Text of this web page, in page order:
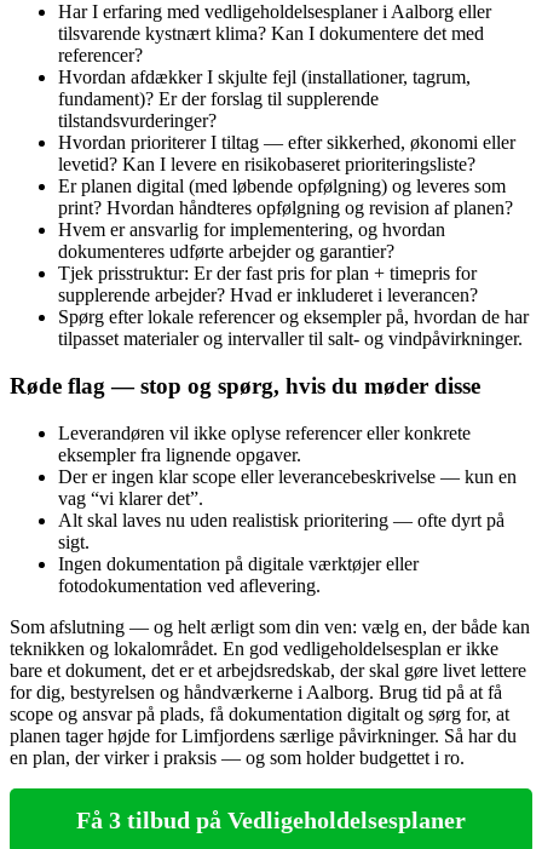
Har I erfaring med vedligeholdelsesplaner i Aalborg eller
tilsvarende kystnært klima? Kan I dokumentere det med
referencer?
Hvordan afdækker I skjulte fejl (installationer, tagrum,
fundament)? Er der forslag til supplerende
tilstandsvurderinger?
Hvordan prioriterer I tiltag — efter sikkerhed, økonomi eller
levetid? Kan I levere en risikobaseret prioriteringsliste?
Er planen digital (med løbende opfølgning) og leveres som
print? Hvordan håndteres opfølgning og revision af planen?
Hvem er ansvarlig for implementering, og hvordan
dokumenteres udførte arbejder og garantier?
Tjek prisstruktur: Er der fast pris for plan + timepris for
supplerende arbejder? Hvad er inkluderet i leverancen?
Spørg efter lokale referencer og eksempler på, hvordan de har
tilpasset materialer og intervaller til salt- og vindpåvirkninger.
Røde flag — stop og spørg, hvis du møder disse
Leverandøren vil ikke oplyse referencer eller konkrete
eksempler fra lignende opgaver.
Der er ingen klar scope eller leverancebeskrivelse — kun en
vag “vi klarer det”.
Alt skal laves nu uden realistisk prioritering — ofte dyrt på
sigt.
Ingen dokumentation på digitale værktøjer eller
fotodokumentation ved aflevering.
Som afslutning — og helt ærligt som din ven: vælg en, der både kan
teknikken og lokalområdet. En god vedligeholdelsesplan er ikke
bare et dokument, det er et arbejdsredskab, der skal gøre livet lettere
for dig, bestyrelsen og håndværkerne i Aalborg. Brug tid på at få
scope og ansvar på plads, få dokumentation digitalt og sørg for, at
planen tager højde for Limfjordens særlige påvirkninger. Så har du
en plan, der virker i praksis — og som holder budgettet i ro.
Få 3 tilbud på Vedligeholdelsesplaner